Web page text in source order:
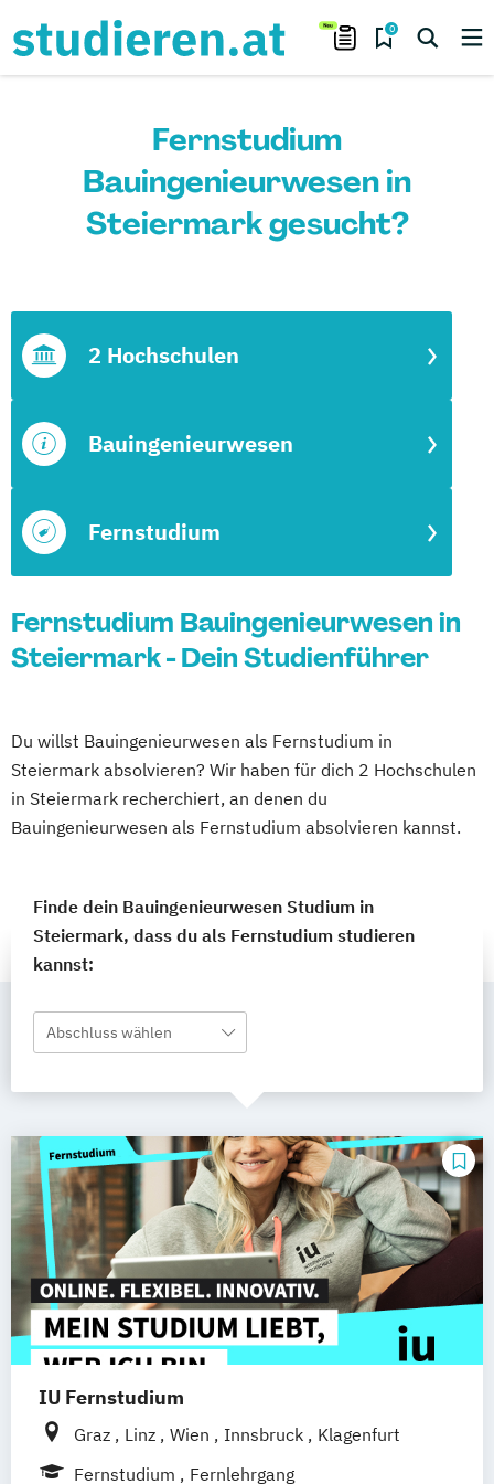
0
Fernstudium
Bauingenieurwesen in
Steiermark gesucht?
Fernstudium
Bauingenieurwesen
2 Hochschulen
Fernstudium Bauingenieurwesen in
Steiermark - Dein Studienführer
Du willst Bauingenieurwesen als Fernstudium in
Steiermark absolvieren? Wir haben für dich 2 Hochschulen
in Steiermark recherchiert, an denen du
Bauingenieurwesen als Fernstudium absolvieren kannst.
Finde dein Bauingenieurwesen Studium in
Steiermark, dass du als Fernstudium studieren
kannst:
Abschluss wählen
IU Fernstudium
Graz Linz Wien Innsbruck
Klagenfurt
Fernstudium
Fernlehrgang